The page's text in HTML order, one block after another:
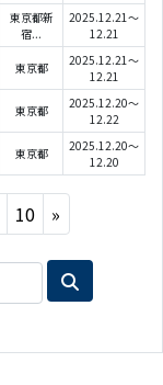
東京都新
宿...
2025.12.21～
12.21
東京都
2025.12.21～
12.21
東京都
2025.12.20～
12.22
東京都
2025.12.20～
12.20
10 »